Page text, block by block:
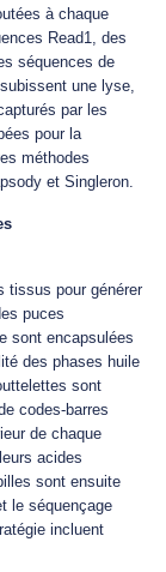
à chaque
Read1, des
séquences de
une lyse,
par les
pour la
méthodes
et Singleron.
tissus pour générer
puces
sont encapsulées
des phases huile
sont
codes-barres
de chaque
acides
sont ensuite
le séquençage
incluent